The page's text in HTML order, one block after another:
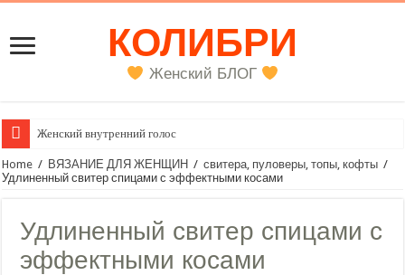
КОЛИБРИ
Женский БЛОГ
Женский внутренний голос
Home / ВЯЗАНИЕ ДЛЯ ЖЕНЩИН / свитера, пуловеры, топы, кофты /
Удлиненный свитер спицами с эффектными косами
Удлиненный свитер спицами с
эффектными косами